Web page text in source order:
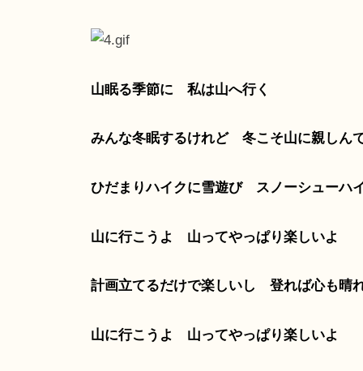
山眠る季節に 私は山へ行く
みんな冬眠するけれど 冬こそ山に親しん
ひだまりハイクに雪遊び スノーシューハ
山に行こうよ 山ってやっぱり楽しいよ
計画立てるだけで楽しいし 登れば心も晴
山に行こうよ 山ってやっぱり楽しいよ